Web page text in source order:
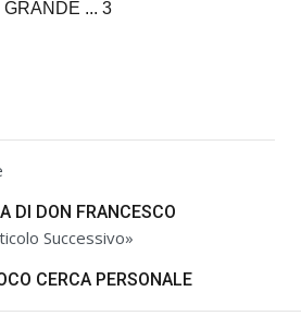
DI DON FRANCESCO
Successivo»
CERCA PERSONALE